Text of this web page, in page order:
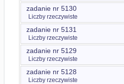
zadanie nr 5130
Liczby rzeczywiste
zadanie nr 5131
Liczby rzeczywiste
zadanie nr 5129
Liczby rzeczywiste
zadanie nr 5128
Liczby rzeczywiste